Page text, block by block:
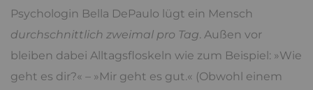
Psychologin Bella DePaulo lügt ein Mensch
durchschnittlich zweimal pro Tag. Außen vor
bleiben dabei Alltagsfloskeln wie zum Beispiel: »Wie
geht es dir?« – »Mir geht es gut.« (Obwohl einem